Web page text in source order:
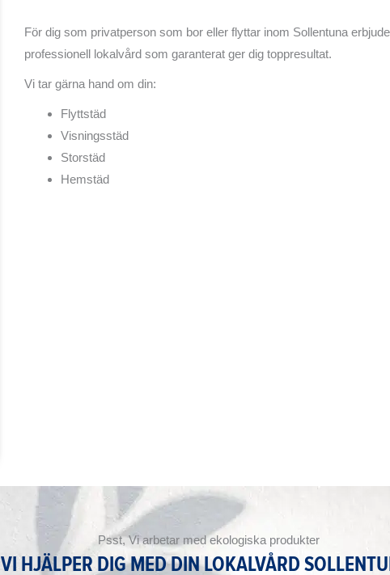
För dig som privatperson som bor eller flyttar inom Sollentuna
professionell lokalvård som garanterat ger dig toppresultat.
Vi tar gärna hand om din:
Flyttstäd
Visningsstäd
Storstäd
Hemstäd
Psst, Vi arbetar med ekologiska produkter
VI HJÄLPER DIG MED DIN LOKALVÅRD